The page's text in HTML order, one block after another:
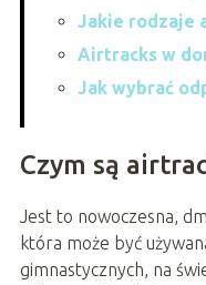
Jakie rodzaje
Airtracks w
Jak wybrać
Czym są
Jest to nowoczesna,
która może być
gimnastycznych, na